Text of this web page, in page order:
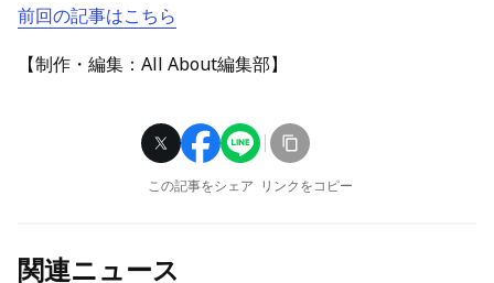
前回の記事はこちら
【制作・編集：All About編集部】
この記事をシェア リンクをコピー
関連ニュース